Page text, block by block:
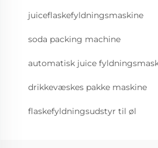
juiceflaskefyldningsmaskine
soda packing machine
automatisk juice
drikkevæskes pakke maskine
flaskefyldningsudstyr til øl